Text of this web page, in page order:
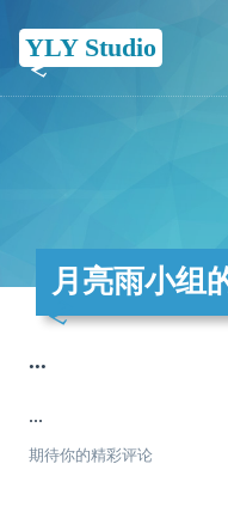
YLY Studio
月亮雨小组
...
...
期待你的精彩评论